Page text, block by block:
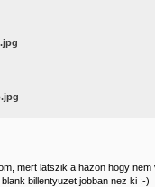
mert latszik a hazon hogy nem
billentyuzet jobban nez ki :-)